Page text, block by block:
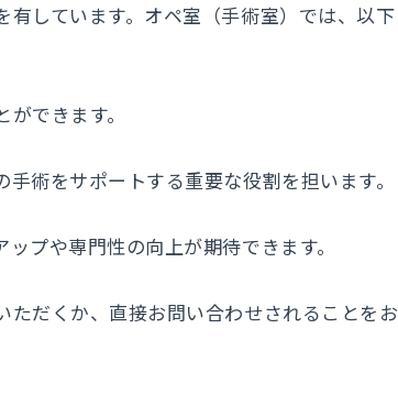
しています。​オペ室（手術室）では、以下
できます。​
術をサポートする重要な役割を担います。​
プや専門性の向上が期待できます。​
だくか、直接お問い合わせされることをお